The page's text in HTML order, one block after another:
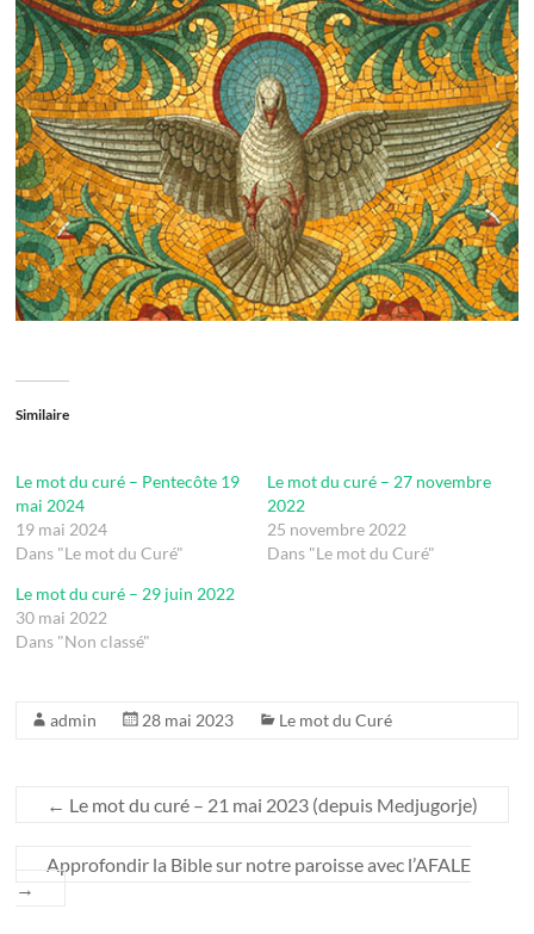
Similaire
Le mot du curé – Pentecôte 19
mai 2024
19 mai 2024
Dans "Le mot du Curé"
Le mot du curé – 27 novembre
2022
25 novembre 2022
Dans "Le mot du Curé"
Le mot du curé – 29 juin 2022
30 mai 2022
Dans "Non classé"
admin 28 mai 2023 Le mot du Curé
← Le mot du curé – 21 mai 2023 (depuis Medjugorje)
Approfondir la Bible sur notre paroisse avec l’AFALE
→